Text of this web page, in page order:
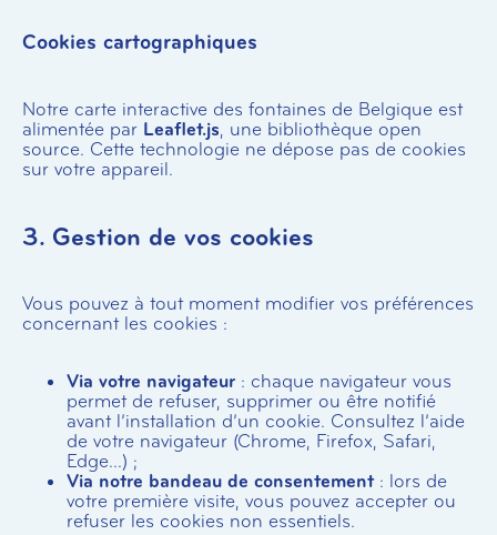
Cookies cartographiques
Notre carte interactive des fontaines de Belgique est
alimentée par Leaflet.js, une bibliothèque open
source. Cette technologie ne dépose pas de cookies
sur votre appareil.
3. Gestion de vos cookies
Vous pouvez à tout moment modifier vos préférences
concernant les cookies :
Via votre navigateur : chaque navigateur vous
permet de refuser, supprimer ou être notifié
avant l’installation d’un cookie. Consultez l’aide
de votre navigateur (Chrome, Firefox, Safari,
Edge…) ;
Via notre bandeau de consentement: lors de
votre première visite, vous pouvez accepter ou
refuser les cookies non essentiels.